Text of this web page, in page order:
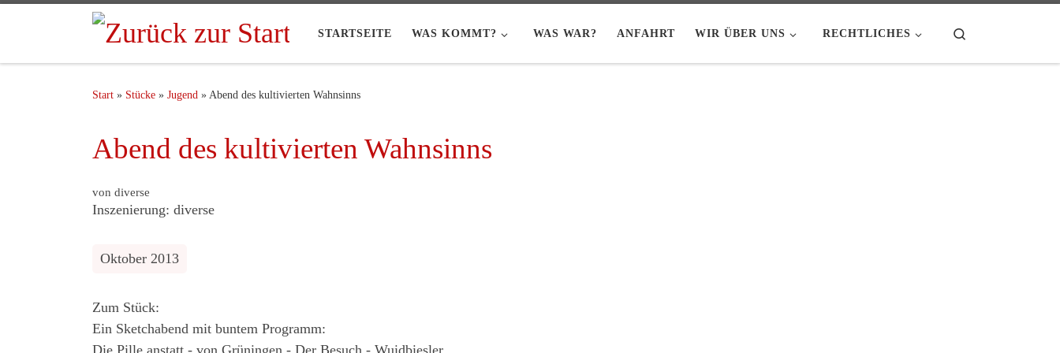
STARTSEITE WAS KOMMT? WAS WAR? ANFAHRT WIR ÜBER UNS RECHTLICHES
Start » Stücke » Jugend »Abend des kultivierten Wahnsinns
Abend des kultivierten Wahnsinns
von diverse
Inszenierung: diverse
Oktober 2013
Zum Stück:
Ein Sketchabend mit buntem Programm: